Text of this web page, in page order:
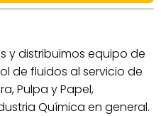
y distribuimos equipo de
de fluidos al servicio de
Pulpa y Papel,
Química en general.